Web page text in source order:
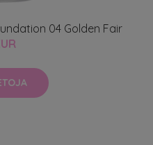
04 Golden Fair